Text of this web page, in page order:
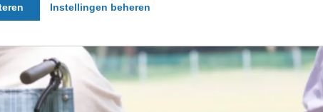
Instellingen beheren